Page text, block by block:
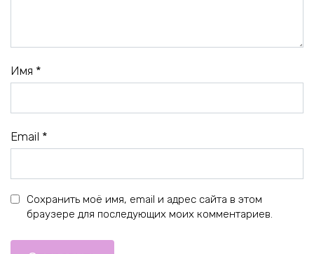
Имя *
Email *
Сохранить моё имя, email и адрес сайта в этом
браузере для последующих моих комментариев.